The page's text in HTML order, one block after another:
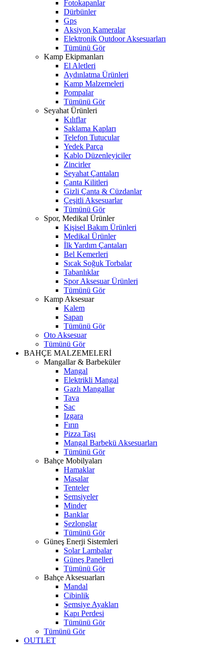
Fotokapanlar
Dürbünler
Gps
Aksiyon Kameralar
Elektronik Outdoor Aksesuarları
Tümünü Gör
Kamp Ekipmanları
El Aletleri
Aydınlatma Ürünleri
Kamp Malzemeleri
Pompalar
Tümünü Gör
Seyahat Ürünleri
Kılıflar
Saklama Kapları
Telefon Tutucular
Yedek Parça
Kablo Düzenleyiciler
Zincirler
Seyahat Çantaları
Çanta Kilitleri
Gizli Çanta & Cüzdanlar
Çeşitli Aksesuarlar
Tümünü Gör
Spor, Medikal Ürünler
Kişisel Bakım Ürünleri
Medikal Ürünler
İlk Yardım Çantaları
Bel Kemerleri
Sıcak Soğuk Torbalar
Tabanlıklar
Spor Aksesuar Ürünleri
Tümünü Gör
Kamp Aksesuar
Kalem
Sapan
Tümünü Gör
Oto Aksesuar
Tümünü Gör
BAHÇE MALZEMELERİ
Mangallar & Barbeküler
Mangal
Elektrikli Mangal
Gazlı Mangallar
Tava
Sac
Izgara
Fırın
Pizza Taşı
Mangal Barbekü Aksesuarları
Tümünü Gör
Bahçe Mobilyaları
Hamaklar
Masalar
Tenteler
Şemsiyeler
Minder
Banklar
Şezlonglar
Tümünü Gör
Güneş Enerji Sistemleri
Solar Lambalar
Güneş Panelleri
Tümünü Gör
Bahçe Aksesuarları
Mandal
Cibinlik
Şemsiye Ayakları
Kapı Perdesi
Tümünü Gör
Tümünü Gör
OUTLET